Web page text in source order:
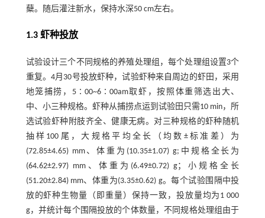
蘖。随后灌注新水，保持水深50 cm左右。
1.3 虾种投放
试验设计三个不同规格的养殖处理组，每个处理组设置3个
重复。4月30号投放虾种，试验虾种来自周边的虾田，采用
地笼捕捞，5∶00~6∶00am取虾，按照体重筛选出大、
中、小三种规格。虾种从捕捞点运到试验田只需10 min，所
选试验虾种附肢齐全、健康无病。对三种规格的虾种随机
抽样100尾，大规格平均全长（均数±标准差）为
(72.85±4.65) mm、体重为(10.35±1.07) g;中规格全长为
(64.62±2.97) mm、体重为(6.49±0.72) g；小规格全长
(51.20±2.84) mm、体重为(3.35±0.62) g。每个试验围隔中投
放的虾种生物量（即重量）保持一致，投放量均为1 000
g，并统计每个围隔投放的个体数量，不同规格处理组由于